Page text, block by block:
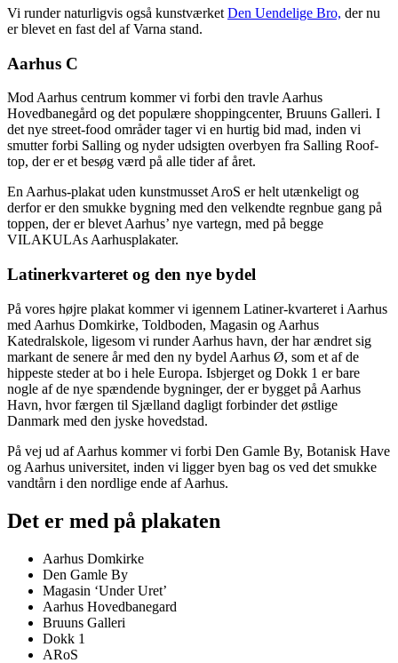
Vi runder naturligvis også kunstværket Den Uendelige Bro, der nu
er blevet en fast del af Varna stand.
Aarhus C
Mod Aarhus centrum kommer vi forbi den travle Aarhus
Hovedbanegård og det populære shoppingcenter, Bruuns Galleri. I
det nye street-food områder tager vi en hurtig bid mad, inden vi
smutter forbi Salling og nyder udsigten overbyen fra Salling Roof-
top, der er et besøg værd på alle tider af året.
En Aarhus-plakat uden kunstmusset AroS er helt utænkeligt og
derfor er den smukke bygning med den velkendte regnbue gang på
toppen, der er blevet Aarhus’ nye vartegn, med på begge
VILAKULAs Aarhusplakater.
Latinerkvarteret og den nye bydel
På vores højre plakat kommer vi igennem Latiner-kvarteret i Aarhus
med Aarhus Domkirke, Toldboden, Magasin og Aarhus
Katedralskole, ligesom vi runder Aarhus havn, der har ændret sig
markant de senere år med den ny bydel Aarhus Ø, som et af de
hippeste steder at bo i hele Europa. Isbjerget og Dokk 1 er bare
nogle af de nye spændende bygninger, der er bygget på Aarhus
Havn, hvor færgen til Sjælland dagligt forbinder det østlige
Danmark med den jyske hovedstad.
På vej ud af Aarhus kommer vi forbi Den Gamle By, Botanisk Have
og Aarhus universitet, inden vi ligger byen bag os ved det smukke
vandtårn i den nordlige ende af Aarhus.
Det er med på plakaten
Aarhus Domkirke
Den Gamle By
Magasin ‘Under Uret’
Aarhus Hovedbanegard
Bruuns Galleri
Dokk 1
ARoS